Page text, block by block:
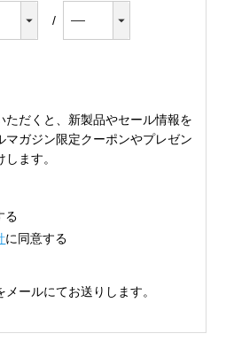
ただくと、新製品やセール情報を
マガジン限定クーポンやプレゼン
ます。
る
に同意する
ールにてお送りします。